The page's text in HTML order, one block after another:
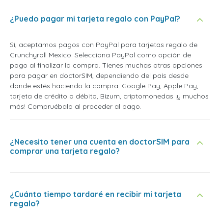
¿Puedo pagar mi tarjeta regalo con PayPal?
Sí, aceptamos pagos con PayPal para tarjetas regalo de
Crunchyroll Mexico. Selecciona PayPal como opción de
pago al finalizar la compra. Tienes muchas otras opciones
para pagar en doctorSIM, dependiendo del país desde
donde estés haciendo la compra: Google Pay, Apple Pay,
tarjeta de crédito o débito, Bizum, criptomonedas ¡y muchos
más! Compruébalo al proceder al pago.
¿Necesito tener una cuenta en doctorSIM para
comprar una tarjeta regalo?
¿Cuánto tiempo tardaré en recibir mi tarjeta
regalo?